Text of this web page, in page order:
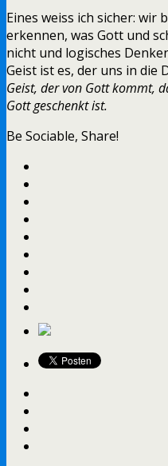
Eines weiss ich sicher: wir
erkennen, was Gott und
nicht und logisches
Geist ist es, der uns in die
Geist, der von Gott kommt,
Gott geschenkt ist.
Be Sociable, Share!